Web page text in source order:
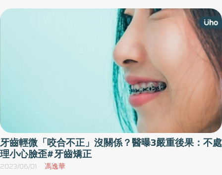
礙。更教民眾利用「3種評估方式」判斷是否需要口腔矯正，把握早
期矯正時機。
牙齒輕微「咬合不正」沒關係？醫曝3嚴重後果：不處
理小心臉歪#牙齒矯正
2023/06/01 馮逸華